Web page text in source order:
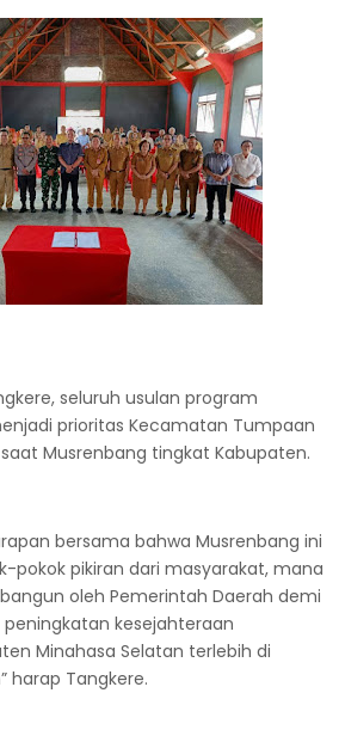
seluruh usulan program
prioritas Kecamatan Tumpaan
Musrenbang tingkat Kabupaten.
bersama bahwa Musrenbang ini
pokok pikiran dari masyarakat, mana
oleh Pemerintah Daerah demi
kesejahteraan
Minahasa Selatan terlebih di
harap Tangkere.